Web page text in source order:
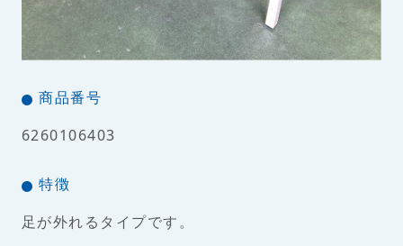
商品番号
6260106403
特徴
足が外れるタイプです。